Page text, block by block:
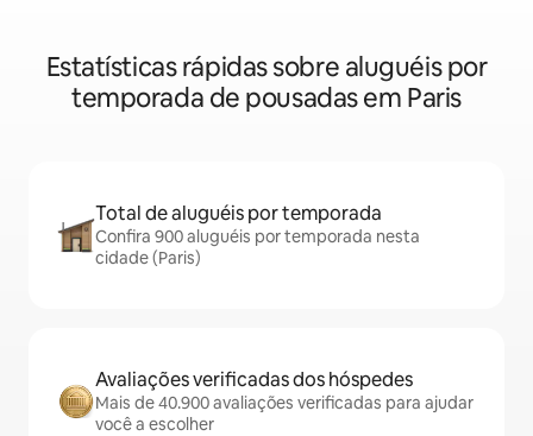
Estatísticas rápidas sobre aluguéis por
temporada de pousadas em Paris
Total de aluguéis por temporada
Confira 900 aluguéis por temporada nesta
cidade (Paris)
Avaliações verificadas dos hóspedes
Mais de 40.900 avaliações verificadas para ajudar
você a escolher